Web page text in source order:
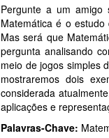
Pergunte a um amigo
Matemática é o
Mas será que
pergunta analisando
meio de jogos simples
mostraremos dois
considerada
aplicações e
Palavras-Chave: